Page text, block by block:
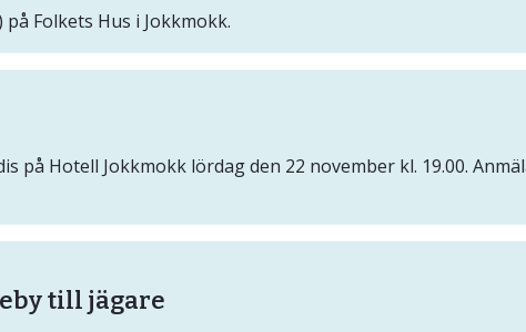
Folkets Hus i Jokkmokk.
på Hotell Jokkmokk lördag den 22 november kl. 19.00.
till jägare